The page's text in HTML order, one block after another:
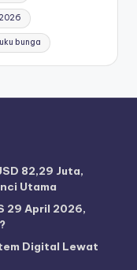
bunga
82,29 Juta,
Utama
29 April 2026,
Digital Lewat